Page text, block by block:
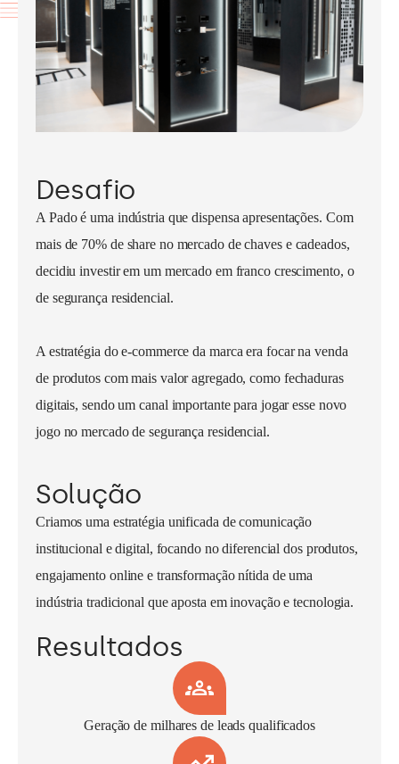
Desafio
A Pado é uma indústria que dispensa apresentações. Com
mais de 70% de share no mercado de chaves e cadeados,
decidiu investir em um mercado em franco crescimento, o
de segurança residencial.
A estratégia do e-commerce da marca era focar na venda
de produtos com mais valor agregado, como fechaduras
digitais, sendo um canal importante para jogar esse novo
jogo no mercado de segurança residencial.
Solução
Criamos uma estratégia unificada de comunicação
institucional e digital, focando no diferencial dos produtos,
engajamento online e transformação nítida de uma
indústria tradicional que aposta em inovação e tecnologia.
Resultados
Geração de milhares de leads qualificados